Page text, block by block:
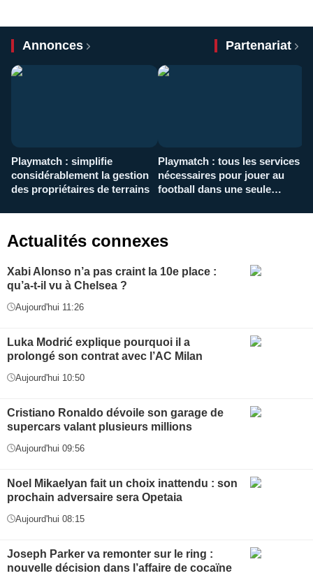
Annonces Partenariat
Playmatch : simplifie
considérablement la gestion
des propriétaires de terrains
Playmatch : tous les services
nécessaires pour jouer au
football dans une seule
Actualités connexes
Xabi Alonso n’a pas craint la 10e place :
qu’a-t-il vu à Chelsea ?
Aujourd'hui 11:26
Luka Modrić explique pourquoi il a
prolongé son contrat avec l’AC Milan
Aujourd'hui 10:50
Cristiano Ronaldo dévoile son garage de
supercars valant plusieurs millions
Aujourd'hui 09:56
Noel Mikaelyan fait un choix inattendu : son
prochain adversaire sera Opetaia
Aujourd'hui 08:15
Joseph Parker va remonter sur le ring :
nouvelle décision dans l’affaire de cocaïne